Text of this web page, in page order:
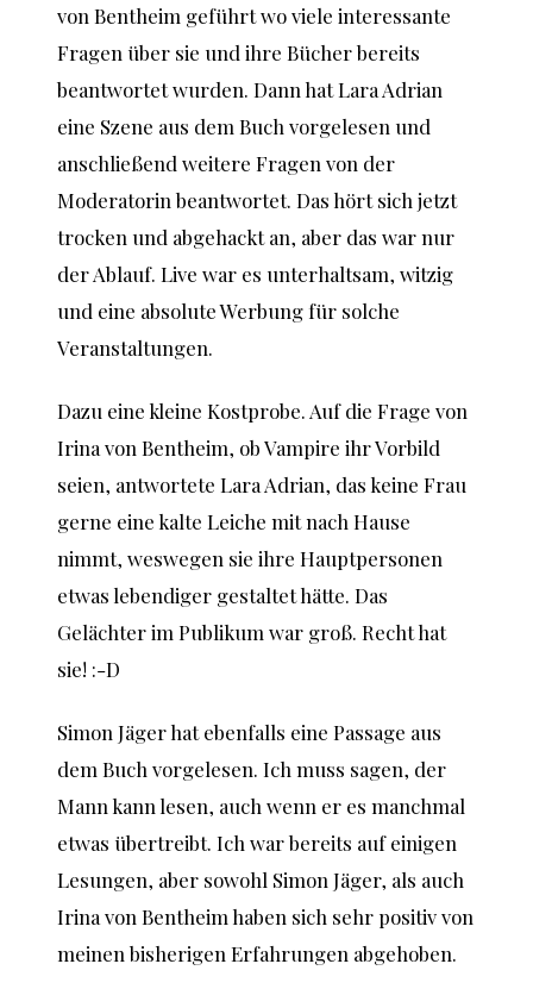
von Bentheim geführt wo viele interessante
Fragen über sie und ihre Bücher bereits
beantwortet wurden. Dann hat Lara Adrian
eine Szene aus dem Buch vorgelesen und
anschließend weitere Fragen von der
Moderatorin beantwortet. Das hört sich jetzt
trocken und abgehackt an, aber das war nur
der Ablauf. Live war es unterhaltsam, witzig
und eine absolute Werbung für solche
Veranstaltungen.
Dazu eine kleine Kostprobe. Auf die Frage von
Irina von Bentheim, ob Vampire ihr Vorbild
seien, antwortete Lara Adrian, das keine Frau
gerne eine kalte Leiche mit nach Hause
nimmt, weswegen sie ihre Hauptpersonen
etwas lebendiger gestaltet hätte. Das
Gelächter im Publikum war groß. Recht hat
sie! :-D
Simon Jäger hat ebenfalls eine Passage aus
dem Buch vorgelesen. Ich muss sagen, der
Mann kann lesen, auch wenn er es manchmal
etwas übertreibt. Ich war bereits auf einigen
Lesungen, aber sowohl Simon Jäger, als auch
Irina von Bentheim haben sich sehr positiv von
meinen bisherigen Erfahrungen abgehoben.